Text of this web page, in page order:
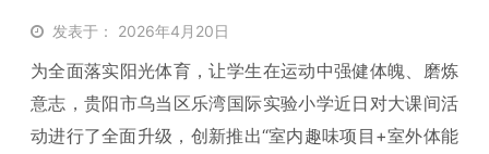
发表于： 2026年4月20日
为全面落实阳光体育，让学生在运动中强健体魄、磨炼
意志，贵阳市乌当区乐湾国际实验小学近日对大课间活
动进行了全面升级，创新推出“室内趣味项目+室外体能